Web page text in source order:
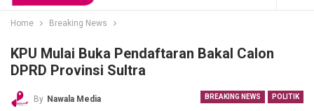
Home Breaking News
KPU Mulai Buka Pendaftaran Bakal Calon
DPRD Provinsi Sultra
BREAKING NEWS POLITIK
By Nawala Media